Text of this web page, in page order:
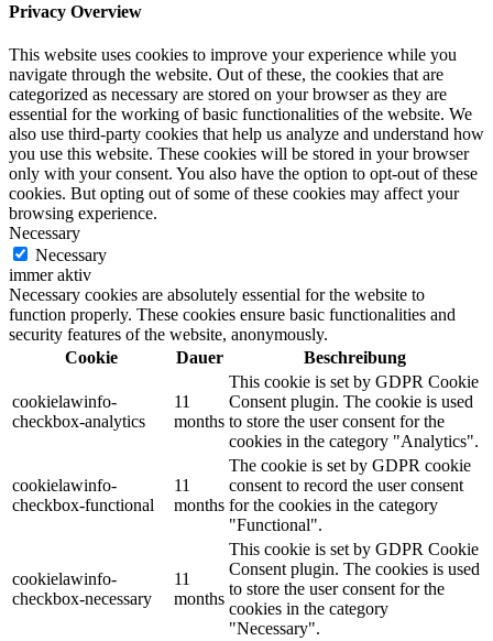
Privacy Overview
This website uses cookies to improve your experience while you
navigate through the website. Out of these, the cookies that are
categorized as necessary are stored on your browser as they are
essential for the working of basic functionalities of the website. We
also use third-party cookies that help us analyze and understand how
you use this website. These cookies will be stored in your browser
only with your consent. You also have the option to opt-out of these
cookies. But opting out of some of these cookies may affect your
browsing experience.
Necessary
Necessary
immer aktiv
Necessary cookies are absolutely essential for the website to
function properly. These cookies ensure basic functionalities and
security features of the website, anonymously.
Cookie
Dauer Beschreibung
cookielawinfo-
checkbox-analytics
11
months
This cookie is set by GDPR Cookie
Consent plugin. The cookie is used
to store the user consent for the
cookies in the category "Analytics".
cookielawinfo-
checkbox-functional
11
months
The cookie is set by GDPR cookie
consent to record the user consent
for the cookies in the category
"Functional".
cookielawinfo-
checkbox-necessary
11
months
This cookie is set by GDPR Cookie
Consent plugin. The cookies is used
to store the user consent for the
cookies in the category
"Necessary".